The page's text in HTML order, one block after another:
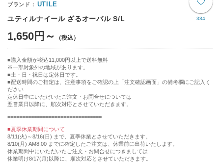
384
UTILE
ユティルナイール ざるオーバル S/L
1,650円～
購入金額が税込11,000円以上で送料無料
※一部対象外の地域があります。
土・日・祝日は定休日です。
■配送時間のご指定は、注意事項をご確認の上「注文確認画面」の備考欄にご記入く
ださい
定休日中にいただいたご注文・お問合せについては
翌営業日以降に、順次対応とさせていただきます。
================================
■夏季休業期間について
8/11(火)～8/16(日) まで、夏季休業とさせていただきます。
8/10(月) AM8:00 までに確定したご注文は、休業前に出荷いたします。
休業期間中にいただいたご注文・お問合せにつきましては
休業明け8/17(月)以降に、順次対応とさせていただきます。